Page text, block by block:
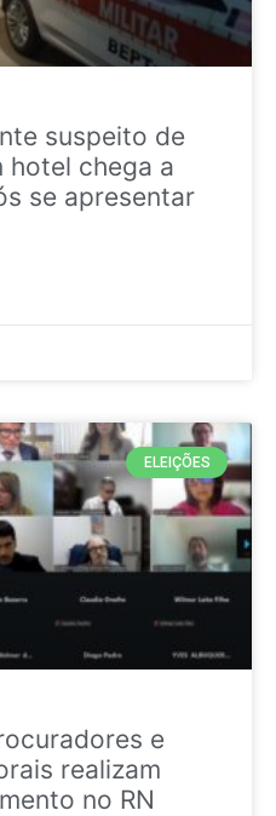
suspeito de
hotel chega a
se apresentar
ELEIÇÕES
e
realizam
no RN